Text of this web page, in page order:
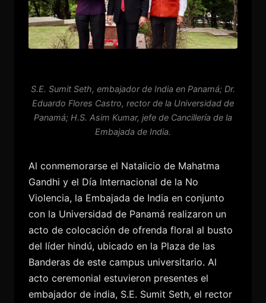
S.E. Sumit Seth, embajador de India en Panamá; Dr.
Eduardo Flores Castro, rector de la Universidad de
Panamá; H.S. Asim Kumar, jefe de Cancillería de la
Embajada de India.
Al conmemorarse el Natalicio de Mahatma
Gandhi y el Día Internacional de la No
Violencia, la Embajada de India en conjunto
con la Universidad de Panamá realizaron un
acto de colocación de ofrenda floral al busto
del líder hindú, ubicado en la Plaza de las
Banderas de este campus universitario. Al
acto ceremonial estuvieron presentes el
embajador de india, S.E. Sumit Seth, el rector